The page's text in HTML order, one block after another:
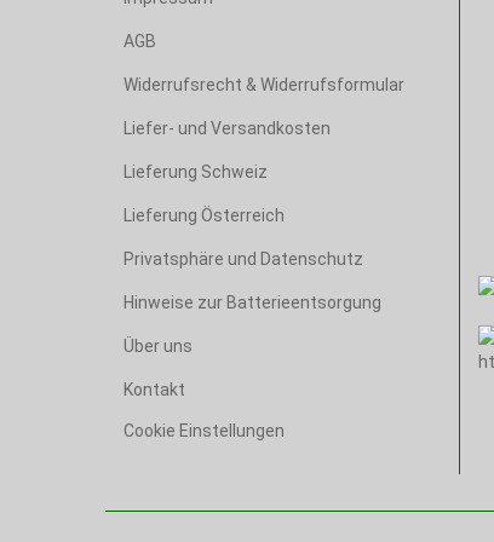
AGB
Widerrufsrecht & Widerrufsformular
Liefer- und Versandkosten
Lieferung Schweiz
Lieferung Österreich
Privatsphäre und Datenschutz
Hinweise zur Batterieentsorgung
Über uns
Kontakt
Cookie Einstellungen